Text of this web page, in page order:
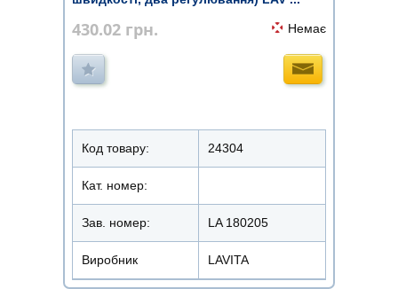
430.02 грн. Немає
Код товару: 24304
Кат. номер:
Зав. номер: LA 180205
Виробник LAVITA